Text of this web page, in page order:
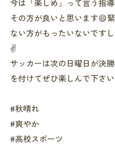
今は「楽しめ」って言う指
その方が良いと思います😄
ない方がもったいないです
✌️
サッカーは次の日曜日が決
を付けてぜひ楽しんで下さ
#秋晴れ
#爽やか
#高校スポーツ